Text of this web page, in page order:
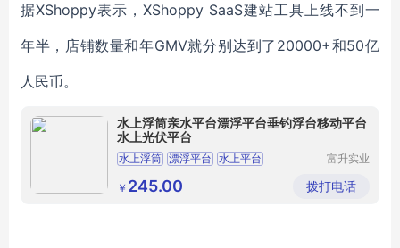
据XShoppy表示，XShoppy SaaS建站工具上线不到一
年半，店铺数量和年GMV就分别达到了20000+和50亿
人民币。
水上浮筒亲水平台漂浮平台垂钓浮台移动平台
水上光伏平台
水上浮筒 漂浮平台 水上平台
富升实业
有限公司
￥ 245.00 拨打电话